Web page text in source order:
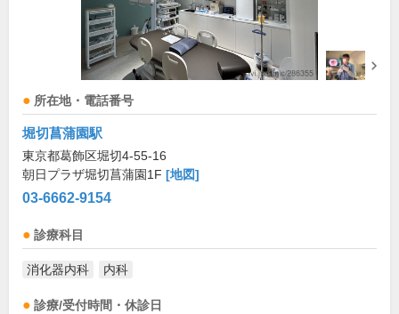
所在地・電話番号
堀切菖蒲園駅
東京都葛飾区堀切4-55-16
朝日プラザ堀切菖蒲園1F [地図]
03-6662-9154
診療科目
消化器内科 内科
診療/受付時間・休診日